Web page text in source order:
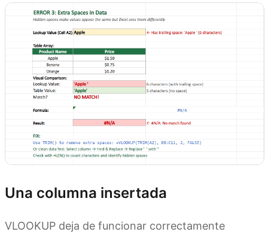
Una columna insertada
VLOOKUP deja de funcionar correctamente